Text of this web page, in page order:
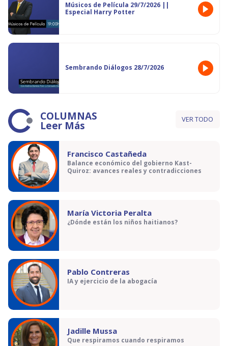
Músicos de Película 29/7/2026 ||
Especial Harry Potter
Sembrando Diálogos 28/7/2026
COLUMNAS
Leer Más VER TODO
Francisco Castañeda
Balance económico del gobierno Kast-
Quiroz: avances reales y contradicciones
María Victoria Peralta
¿Dónde están los niños haitianos?
Pablo Contreras
IA y ejercicio de la abogacía
Jadille Mussa
Que respiramos cuando respiramos